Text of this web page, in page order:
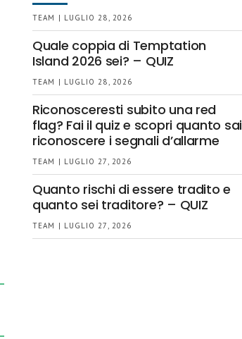
TEAM | LUGLIO 28, 2026
Quale coppia di Temptation
Island 2026 sei? – QUIZ
TEAM | LUGLIO 28, 2026
Riconosceresti subito una red
flag? Fai il quiz e scopri quanto sai
riconoscere i segnali d’allarme
TEAM | LUGLIO 27, 2026
Quanto rischi di essere tradito e
quanto sei traditore? – QUIZ
TEAM | LUGLIO 27, 2026